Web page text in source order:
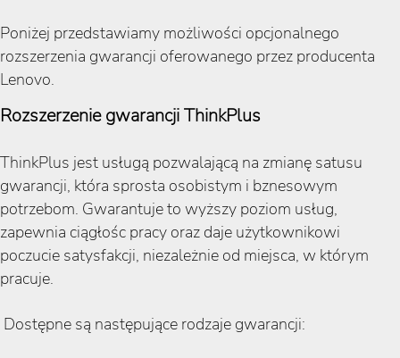
Poniżej przedstawiamy możliwości opcjonalnego
rozszerzenia gwarancji oferowanego przez producenta
Lenovo.
Rozszerzenie gwarancji ThinkPlus
ThinkPlus jest usługą pozwalającą na zmianę satusu
gwarancji, która sprosta osobistym i bznesowym
potrzebom. Gwarantuje to wyższy poziom usług,
zapewnia ciągłośc pracy oraz daje użytkownikowi
poczucie satysfakcji, niezależnie od miejsca, w którym
pracuje.
Dostępne są następujące rodzaje gwarancji: